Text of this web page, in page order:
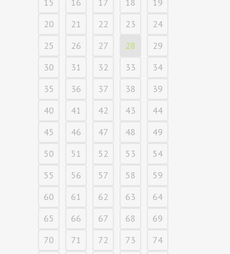
20
21 22 23
24
25
26 27 28
29
30
31 32 33
34
35
36 37 38
39
40
41 42 43
44
45
46 47 48
49
50
51 52 53
54
55
56 57 58
59
60
61 62 63
64
65
66 67 68
69
70
71 72 73
74